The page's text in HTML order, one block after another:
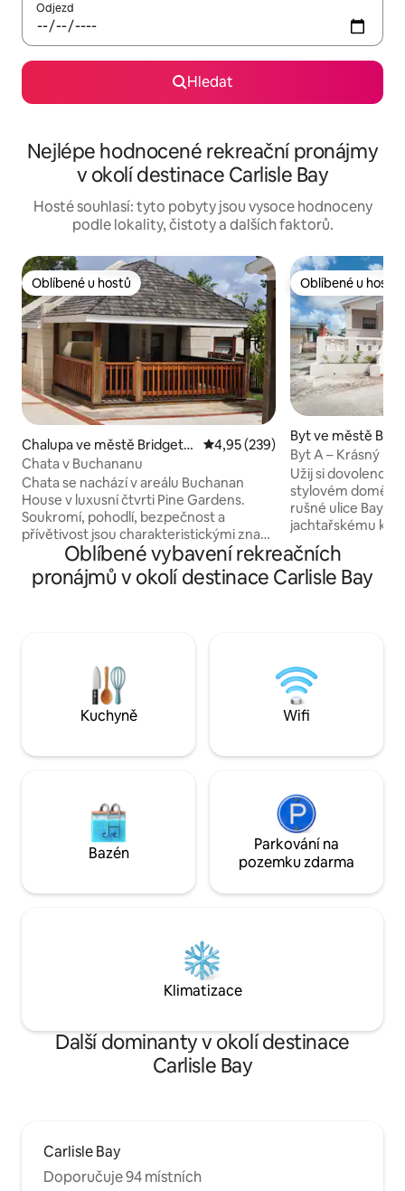
Odjezd
Hledat
Nejlépe hodnocené rekreační pronájmy
v okolí destinace Carlisle Bay
Hosté souhlasí: tyto pobyty jsou vysoce hodnoceny
podle lokality, čistoty a dalších faktorů.
Oblíbené u hostů
Oblíbené u hostů
Chalupa ve městě Bridgeto
wn
Průměrné hodnocení 4,95 z 5,
4,95 (239)
Chata v Buchananu
Chata se nachází v areálu Buchanan
House v luxusní čtvrti Pine Gardens.
Soukromí, pohodlí, bezpečnost a
přívětivost jsou charakteristickými znaky
pobytu v Buchananu. Vybavení zahrnuje
velký bazén, luxusní posilovnu, útulný
altán a možnost využití pračky/sušičky. V
postelí/koupelnou) a prostornou
venkovní terasu. Zažijte vřelost a
přívětivost svého hostitele, Feridy
Oblíbené u hostů
Oblíbené u hostů
Byt ve městě
Byt A – Krásný
ložnicemi a 2
Užij si dovolenou
stylovém domě. Nachází se kousek od
rušné ulice Bay
jachtařskému
nedaleké zátoce
zaplavat,
plachtit, zkusit
relaxovat s
spoustou
minut odtud. Benzínová pumpa přes
silnici poskytuje
Oblíbené vybavení rekreačních
pronájmů v okolí destinace Carlisle Bay
Kuchyně Wifi
Bazén
Parkování na
pozemku zdarma
Klimatizace
Další dominanty v okolí destinace
Carlisle Bay
Carlisle Bay
Doporučuje 94 místních